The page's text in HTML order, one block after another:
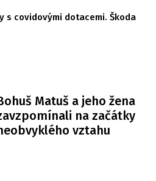
s covidovými dotacemi. Škoda
Matuš a jeho žena
na začátky
vztahu